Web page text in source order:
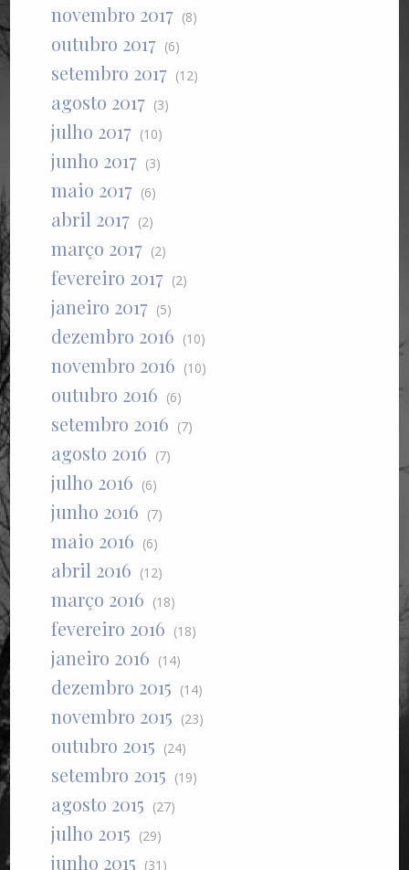
novembro 2017 (8)
outubro 2017 (6)
setembro 2017 (12)
agosto 2017 (3)
julho 2017 (10)
junho 2017 (3)
maio 2017 (6)
abril 2017 (2)
março 2017 (2)
fevereiro 2017 (2)
janeiro 2017 (5)
dezembro 2016 (10)
novembro 2016 (10)
outubro 2016 (6)
setembro 2016 (7)
agosto 2016 (7)
julho 2016 (6)
junho 2016 (7)
maio 2016 (6)
abril 2016 (12)
março 2016 (18)
fevereiro 2016 (18)
janeiro 2016 (14)
dezembro 2015 (14)
novembro 2015 (23)
outubro 2015 (24)
setembro 2015 (19)
agosto 2015 (27)
julho 2015 (29)
junho 2015 (31)